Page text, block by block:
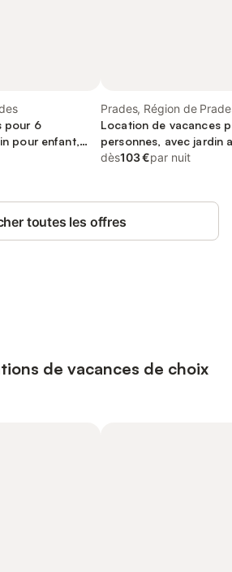
pour 6
pour enfant,
Prades, Région de
Location de vacances
personnes, avec jardin
et vue
dès103 €par nuit
toutes les offres
de vacances de choix